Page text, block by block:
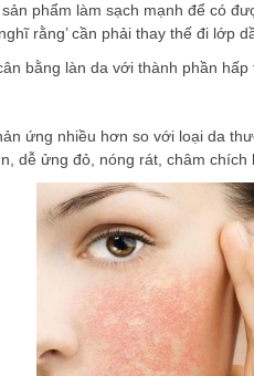
phẩm làm sạch mạnh để có
rằng’ cần phải thay thế đi
bằng làn da với thành phần
ứng nhiều hơn so với loại da
dễ ửng đỏ, nóng rát, châm chích